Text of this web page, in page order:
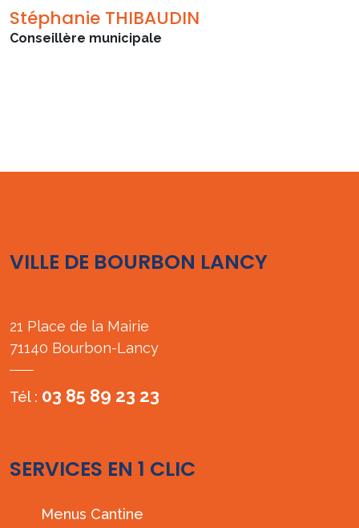
Stéphanie THIBAUDIN
Conseillère municipale
VILLE DE BOURBON LANCY
21 Place de la Mairie
71140 Bourbon-Lancy
Tél : 03 85 89 23 23
SERVICES EN 1 CLIC
Menus Cantine